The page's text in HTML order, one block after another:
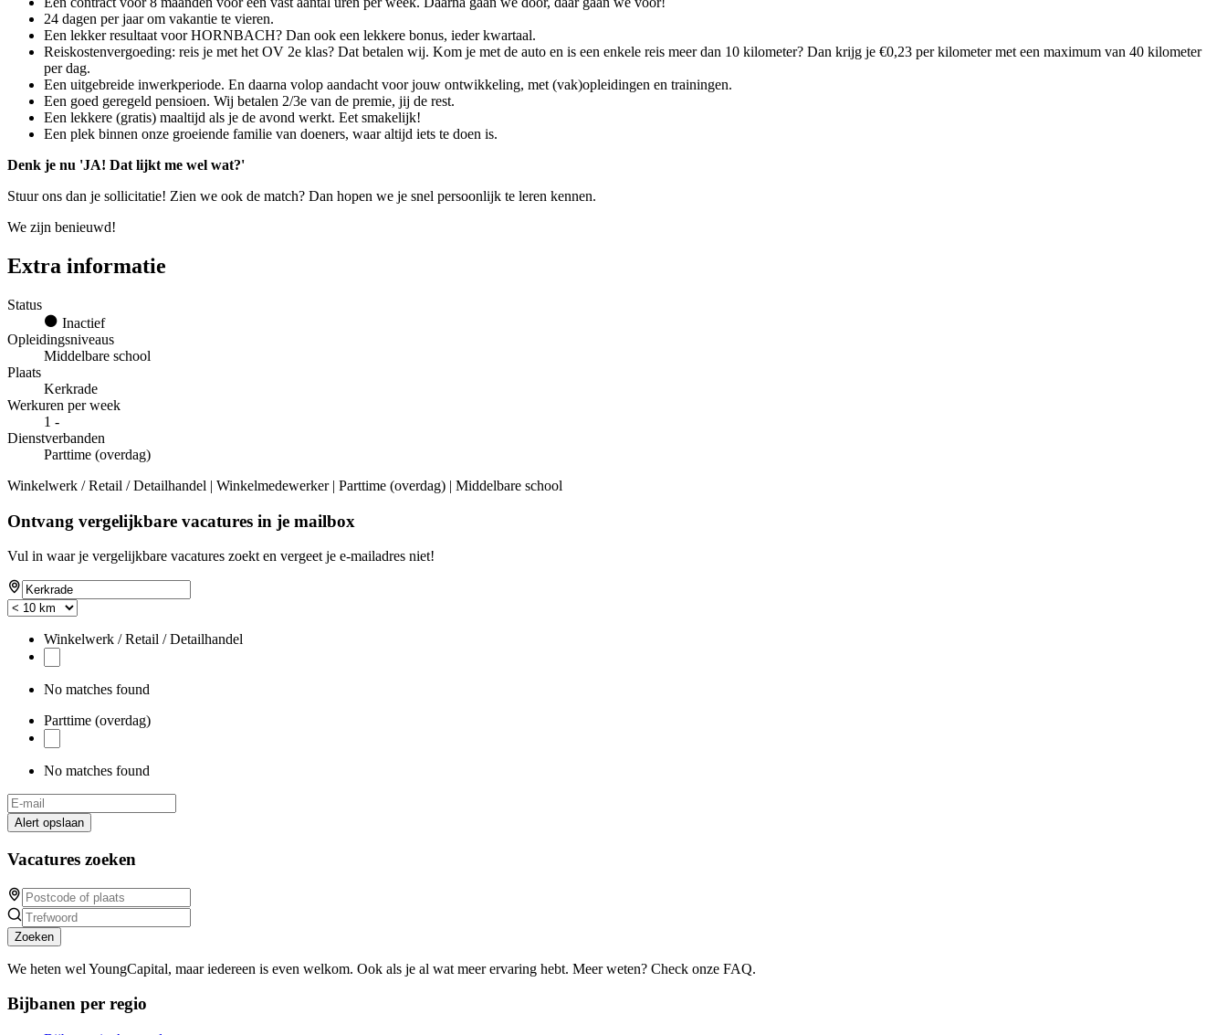
24 dagen per jaar om vakantie te vieren.
Een lekker resultaat voor HORNBACH? Dan ook een lekkere bonus, ieder kwartaal.
Reiskostenvergoeding: reis je met het OV 2e klas? Dat betalen wij. Kom je met de auto en is een enkele reis meer dan 10 kilometer? Dan krijg je €0,23 per kilometer met een maximum van 40 kilometer
per dag.
Een uitgebreide inwerkperiode. En daarna volop aandacht voor jouw ontwikkeling, met (vak)opleidingen en trainingen.
Een goed geregeld pensioen. Wij betalen 2/3e van de premie, jij de rest.
Een lekkere (gratis) maaltijd als je de avond werkt. Eet smakelijk!
Een plek binnen onze groeiende familie van doeners, waar altijd iets te doen is.
Denk je nu 'JA! Dat lijkt me wel wat?'
Stuur ons dan je sollicitatie! Zien we ook de match? Dan hopen we je snel persoonlijk te leren kennen.
We zijn benieuwd!
Extra informatie
Status
Inactief
Opleidingsniveaus
Middelbare school
Plaats
Kerkrade
Werkuren per week
1 -
Dienstverbanden
Parttime (overdag)
Winkelwerk / Retail / Detailhandel | Winkelmedewerker | Parttime (overdag) | Middelbare school
Ontvang vergelijkbare vacatures in je mailbox
Vul in waar je vergelijkbare vacatures zoekt en vergeet je e-mailadres niet!
Winkelwerk / Retail / Detailhandel
No matches found
Parttime (overdag)
No matches found
Alert opslaan
Vacatures zoeken
Zoeken
We heten wel YoungCapital, maar iedereen is even welkom. Ook als je al wat meer ervaring hebt. Meer weten? Check onze FAQ.
Bijbanen per regio